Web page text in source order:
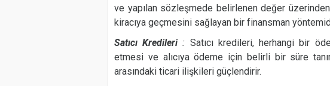
ve yapılan sözleşmede belirlenen değer
kiracıya geçmesini sağlayan bir finansman
Satıcı Kredileri: Satıcı kredileri, herhangi bir
etmesi ve alıcıya ödeme için belirli bir süre
arasındaki ticari ilişkileri güçlendirir.